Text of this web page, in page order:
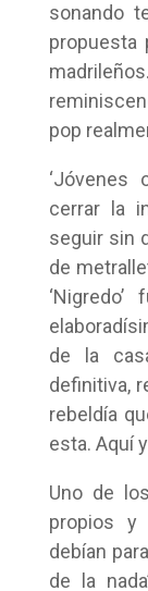
sonando
propuesta
pop
‘Jóvenes
cerrar la
seguir sin
de
de la
definitiva,
rebeldía
esta. Aquí
Uno de
propios y
debían
de la